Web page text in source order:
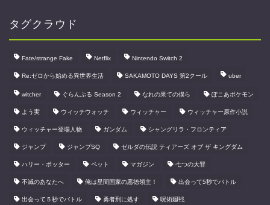
タグクラウド
Fate/strange Fake Netflix Nintendo Switch 2
Re:ゼロから始める異世界生活 SAKAMOTO DAYS 第2クール uber
witcher ぐらんぶる Season 2 なれの果ての僕ら ぽこあポケモン
よう実 ウィッチウォッチ ウィッチャー ウィッチャー原作小説
ウィッチャー登場人物 ガンダム シャングリラ・フロンティア
ジャンプ ジャンプSQ ゼルダの伝説 ティアーズ オブ ザ キングダム
ハリー・ポッター ペット マガジン 七つの大罪
不滅のあなたへ 俺は星間国家の悪徳領主！ 出会って5秒でバトル
出会って５秒でバトル 勇者刑に処す 呪術廻戦